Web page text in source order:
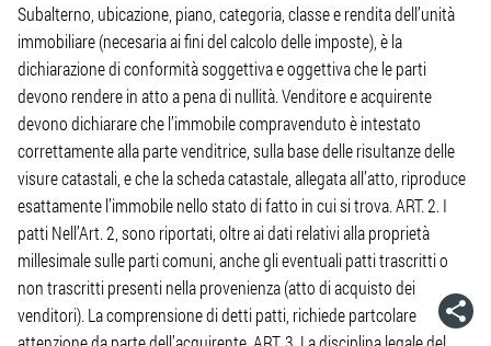
Subalterno, ubicazione, piano, categoria, classe e rendita dell’unità
immobiliare (necesaria ai fini del calcolo delle imposte), è la
dichiarazione di conformità soggettiva e oggettiva che le parti
devono rendere in atto a pena di nullità. Venditore e acquirente
devono dichiarare che l’immobile compravenduto è intestato
correttamente alla parte venditrice, sulla base delle risultanze delle
visure catastali, e che la scheda catastale, allegata all’atto, riproduce
esattamente l’immobile nello stato di fatto in cui si trova. ART. 2. I
patti Nell’Art. 2, sono riportati, oltre ai dati relativi alla proprietà
millesimale sulle parti comuni, anche gli eventuali patti trascritti o
non trascritti presenti nella provenienza (atto di acquisto dei
venditori). La comprensione di detti patti, richiede partcolare